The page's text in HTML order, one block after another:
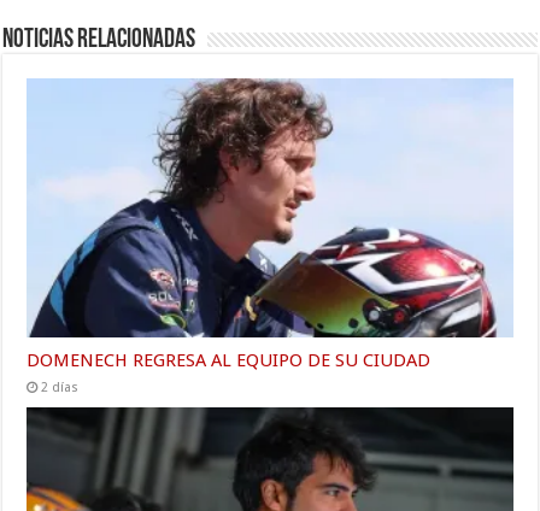
Noticias relacionadas
DOMENECH REGRESA AL EQUIPO DE SU CIUDAD
2 días